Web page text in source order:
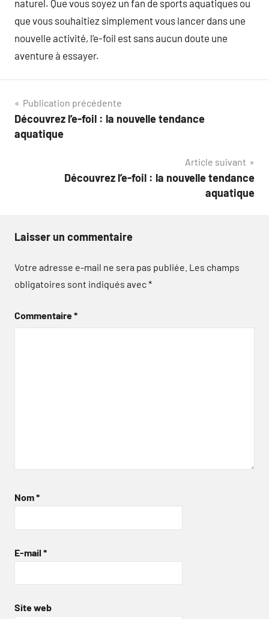
naturel. Que vous soyez un fan de sports aquatiques ou
que vous souhaitiez simplement vous lancer dans une
nouvelle activité, l’e-foil est sans aucun doute une
aventure à essayer.
Navigation
de
Publication précédente
Découvrez l’e-foil : la nouvelle tendance
aquatique
Article suivant
Découvrez l’e-foil : la nouvelle tendance
aquatique
Laisser un commentaire
Votre adresse e-mail ne sera pas publiée. Les champs
obligatoires sont indiqués avec*
Commentaire*
Nom*
E-mail *
Site web